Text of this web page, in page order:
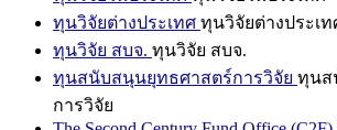
ทุนวิจัยต่างประเทศ ทุนวิจัยต่างประเท
ทุนวิจัย สบจ. ทุนวิจัย สบจ.
ทุนสนับสนุนยุทธศาสตร์การวิจัย ทุนส
การวิจัย